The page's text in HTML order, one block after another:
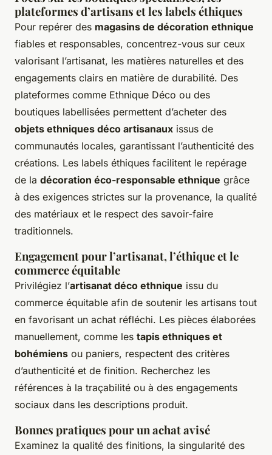
plateformes d’artisans et les labels éthiques
Pour repérer des magasins de décoration ethnique
fiables et responsables, concentrez-vous sur ceux
valorisant l’artisanat, les matières naturelles et des
engagements clairs en matière de durabilité. Des
plateformes comme Ethnique Déco ou des
boutiques labellisées permettent d’acheter des
objets ethniques déco artisanaux issus de
communautés locales, garantissant l’authenticité des
créations. Les labels éthiques facilitent le repérage
de la décoration éco-responsable ethnique grâce
à des exigences strictes sur la provenance, la qualité
des matériaux et le respect des savoir-faire
traditionnels.
Engagement pour l’artisanat, l’éthique et le
commerce équitable
Privilégiez l’artisanat déco ethnique issu du
commerce équitable afin de soutenir les artisans tout
en favorisant un achat réfléchi. Les pièces élaborées
manuellement, comme les tapis ethniques et
bohémiens ou paniers, respectent des critères
d’authenticité et de finition. Recherchez les
références à la traçabilité ou à des engagements
sociaux dans les descriptions produit.
Bonnes pratiques pour un achat avisé
Examinez la qualité des finitions, la singularité des